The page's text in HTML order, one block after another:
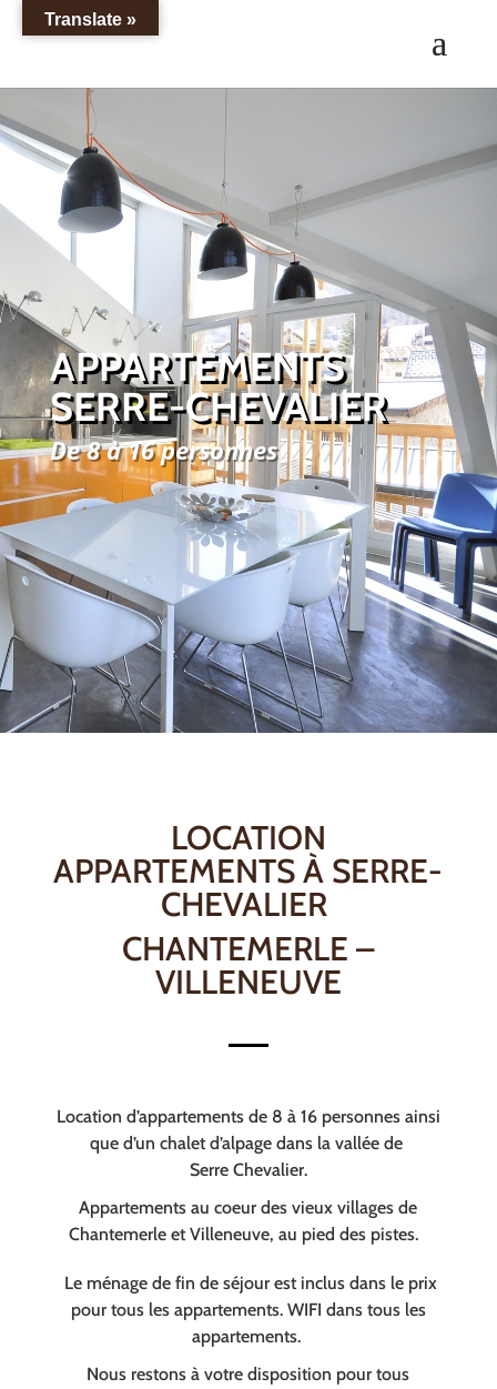
APPARTEMENTS
SERRE-CHEVALIER
De 8 à 16 personnes
LOCATION
APPARTEMENTS À SERRE-
CHEVALIER
CHANTEMERLE –
VILLENEUVE
Location d’appartements de 8 à 16 personnes ainsi
que d’un chalet d’alpage dans la vallée de
Serre Chevalier.
Appartements au coeur des vieux villages de
Chantemerle et Villeneuve, au pied des pistes.
Le ménage de fin de séjour est inclus dans le prix
pour tous les appartements. WIFI dans tous les
appartements.
Nous restons à votre disposition pour tous
Translate »